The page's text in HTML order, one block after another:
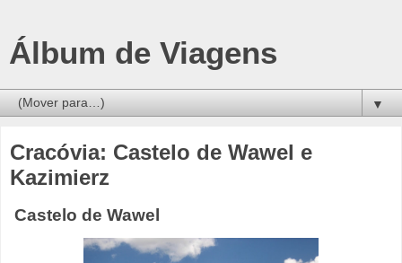
Álbum de Viagens
▼
Cracóvia: Castelo de Wawel e
Kazimierz
Castelo de Wawel